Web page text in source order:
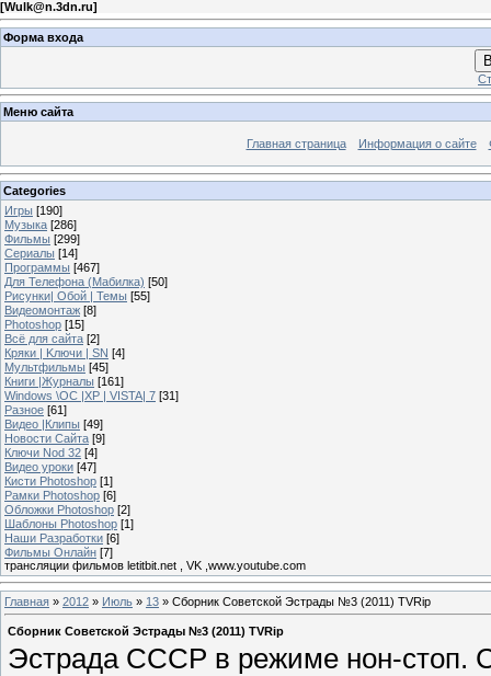
[Wulk@n.3dn.ru]
Форма входа
Меню сайта
Главная страница Информация о сайте
Categories
Игры [190]
Музыка [286]
Фильмы [299]
Сериалы [14]
Программы [467]
Для Телефона (Мабилка) [50]
Рисунки| Обой | Темы [55]
Видеомонтаж [8]
Photoshop [15]
Всё для сайта [2]
Кряки | Kлючи | SN [4]
Мультфильмы [45]
Книги |Журналы [161]
Windows \OC |XP | VISTA| 7 [31]
Разное [61]
Видео |Клипы [49]
Новости Сайта [9]
Ключи Nod 32 [4]
Видео уроки [47]
Кисти Photoshop [1]
Рамки Photoshop [6]
Обложки Photoshop [2]
Шаблоны Photoshop [1]
Наши Разработки [6]
Фильмы Онлайн [7]
трансляции фильмов letitbit.net , VK ,www.youtube.com
Главная » 2012 » Июль » 13 » Сборник Советской Эстрады №3 (2011) TVRip
Сборник Советской Эстрады №3 (2011) TVRip
Эстрада СССР в режиме нон-стоп.